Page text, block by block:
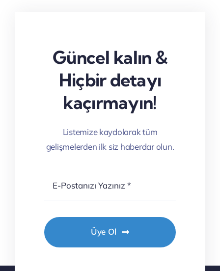
Güncel kalın &
Hiçbir detayı
kaçırmayın!
Listemize kaydolarak tüm
gelişmelerden ilk siz haberdar olun.
Üye Ol